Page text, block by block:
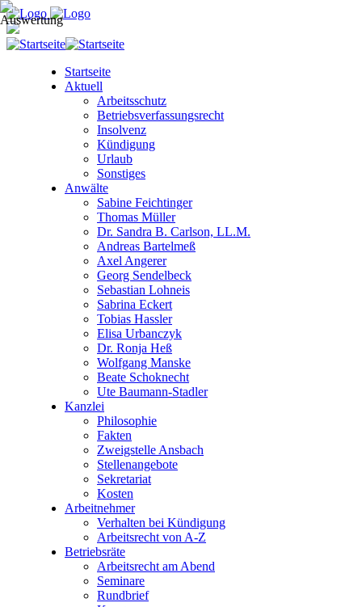
Startseite
Aktuell
Arbeitsschutz
Betriebsverfassungsrecht
Insolvenz
Kündigung
Urlaub
Sonstiges
Anwälte
Sabine Feichtinger
Thomas Müller
Dr. Sandra B. Carlson, LL.M.
Andreas Bartelmeß
Axel Angerer
Georg Sendelbeck
Sebastian Lohneis
Sabrina Eckert
Tobias Hassler
Elisa Urbanczyk
Dr. Ronja Heß
Wolfgang Manske
Beate Schoknecht
Ute Baumann-Stadler
Kanzlei
Philosophie
Fakten
Zweigstelle Ansbach
Stellenangebote
Sekretariat
Kosten
Arbeitnehmer
Verhalten bei Kündigung
Arbeitsrecht von A-Z
Betriebsräte
Arbeitsrecht am Abend
Seminare
Rundbrief